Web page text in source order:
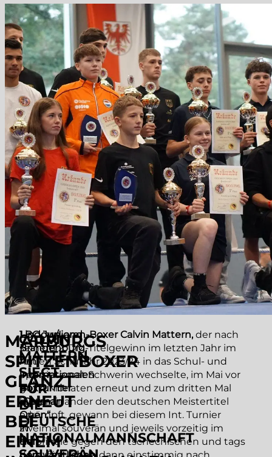
MARBURGS
SPITZENBOXER
GLÄNZT
ERNEUT
BEI
EINEM
CALVIN
MATTERN
SIEGT
FÜR
DIE
DEUTSCHE
NATIONALMANNSCHAFT
Lindow/Land
Brandenburg.
Am
internationalen
Boxturnier
„German
Open“
in
der
nordwestlichen
1.BC-Junioren-Boxer Calvin Mattern, der nach
seinem 2. DM-Titelgewinn im letzten Jahr im
neuen Schuljahr 2023/24 in das Schul- und
Sportinternat Schwerin wechselte, im Mai vor
gut 4 Monaten erneut und zum dritten Mal
hintereinander den deutschen Meistertitel
erkämpft, gewann bei diesem Int. Turnier
zweimal souverän und jeweils vorzeitig im
Halbfinale gegen den tschechischen und tags
darauf im Finale dann einstimmig nach